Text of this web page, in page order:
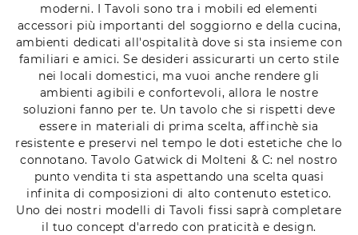
moderni. I Tavoli sono tra i mobili ed elementi
accessori più importanti del soggiorno e della cucina,
ambienti dedicati all'ospitalità dove si sta insieme con
familiari e amici. Se desideri assicurarti un certo stile
nei locali domestici, ma vuoi anche rendere gli
ambienti agibili e confortevoli, allora le nostre
soluzioni fanno per te. Un tavolo che si rispetti deve
essere in materiali di prima scelta, affinchè sia
resistente e preservi nel tempo le doti estetiche che lo
connotano. Tavolo Gatwick di Molteni & C: nel nostro
punto vendita ti sta aspettando una scelta quasi
infinita di composizioni di alto contenuto estetico.
Uno dei nostri modelli di Tavoli fissi saprà completare
il tuo concept d'arredo con praticità e design.